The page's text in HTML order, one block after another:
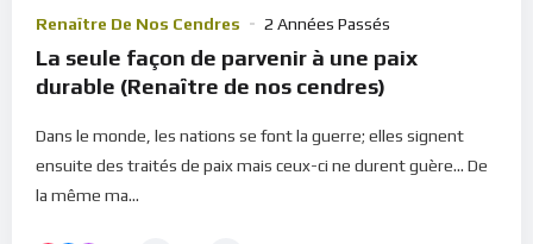
Renaître De Nos Cendres 2 Années Passés
La seule façon de parvenir à une paix
durable (Renaître de nos cendres)
Dans le monde, les nations se font la guerre; elles signent
ensuite des traités de paix mais ceux-ci ne durent guère... De
la même ma...